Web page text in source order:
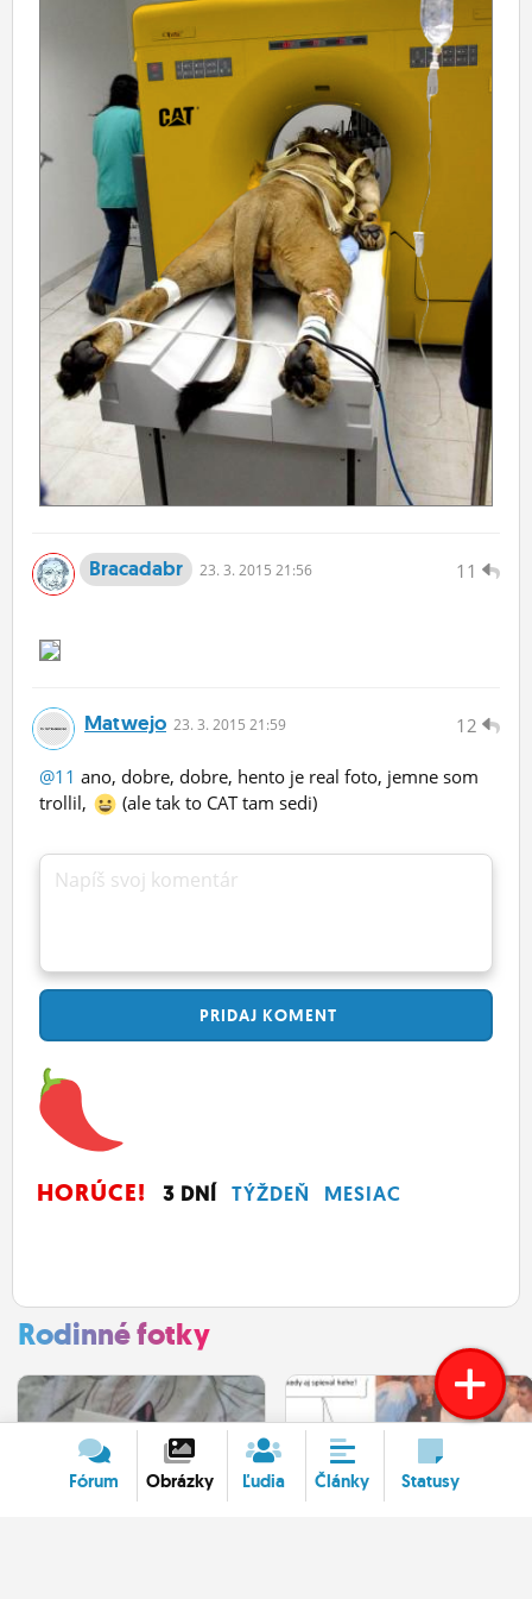
11
Bracadabr 23. 3. 2015 21:56
12
Matwejo 23. 3. 2015 21:59
@11 ano, dobre, dobre, hento je real foto, jemne som
trollil,
(ale tak to CAT tam sedi)
Napíš svoj komentár
PRIDAJ KOMENT
HORÚCE! 3 DNÍ TÝŽDEŇ MESIAC
Rodinné fotky
Fórum Obrázky Ľudia Články Statusy